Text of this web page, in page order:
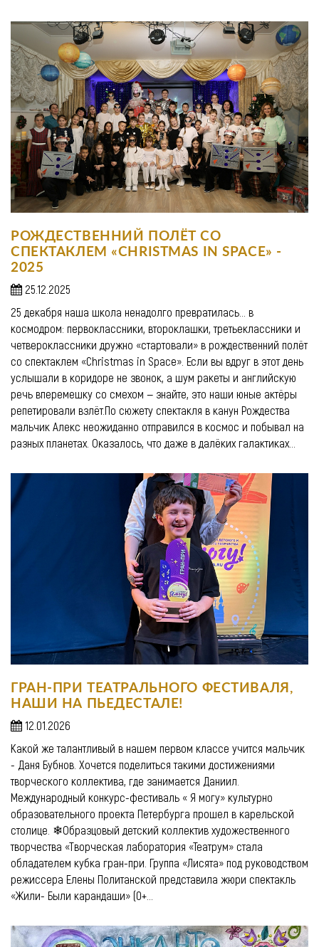
РОЖДЕСТВЕННИЙ ПОЛЁТ СО
СПЕКТАКЛЕМ «CHRISTMAS IN SPACE» -
2025
25.12.2025
25 декабря наша школа ненадолго превратилась… в
космодром: первоклассники, второклашки, третьеклассники и
четвероклассники дружно «стартовали» в рождественний полёт
со спектаклем «Christmas in Space». Если вы вдруг в этот день
услышали в коридоре не звонок, а шум ракеты и английскую
речь вперемешку со смехом — знайте, это наши юные актёры
репетировали взлёт. ​ По сюжету спектакля в канун Рождества
мальчик Алекс неожиданно отправился в космос и побывал на
разных планетах. Оказалось, что даже в далёких галактиках...
ГРАН-ПРИ ТЕАТРАЛЬНОГО ФЕСТИВАЛЯ,
НАШИ НА ПЬЕДЕСТАЛЕ!
12.01.2026
Какой же талантливый в нашем первом классе учится мальчик
- Даня Бубнов. Хочется поделиться такими достижениями
творческого коллектива, где занимается Даниил.
Международный конкурс-фестиваль « Я могу» культурно
образовательного проекта Петербурга прошел в карельской
столице. ❄Образцовый детский коллектив художественного
творчества «Творческая лаборатория «Театрум» стала
обладателем кубка гран-при. Группа «Лисята» под руководством
режиссера Елены Политанской представила жюри спектакль
«Жили- Были карандаши» (0+...